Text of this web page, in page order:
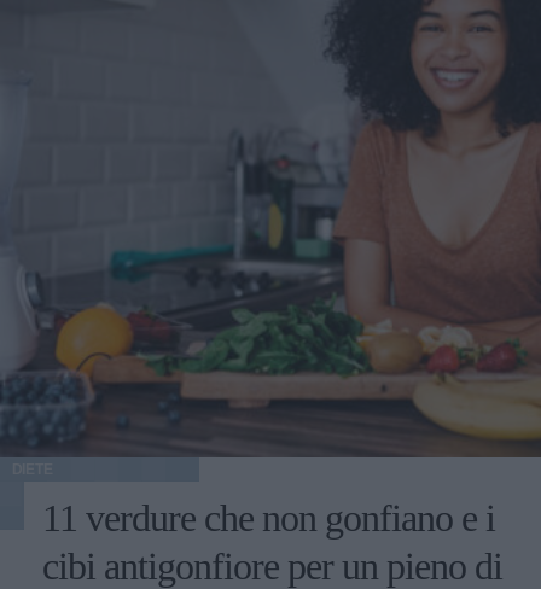
11 verdure che non gonfiano e i
cibi antigonfiore per un pieno di